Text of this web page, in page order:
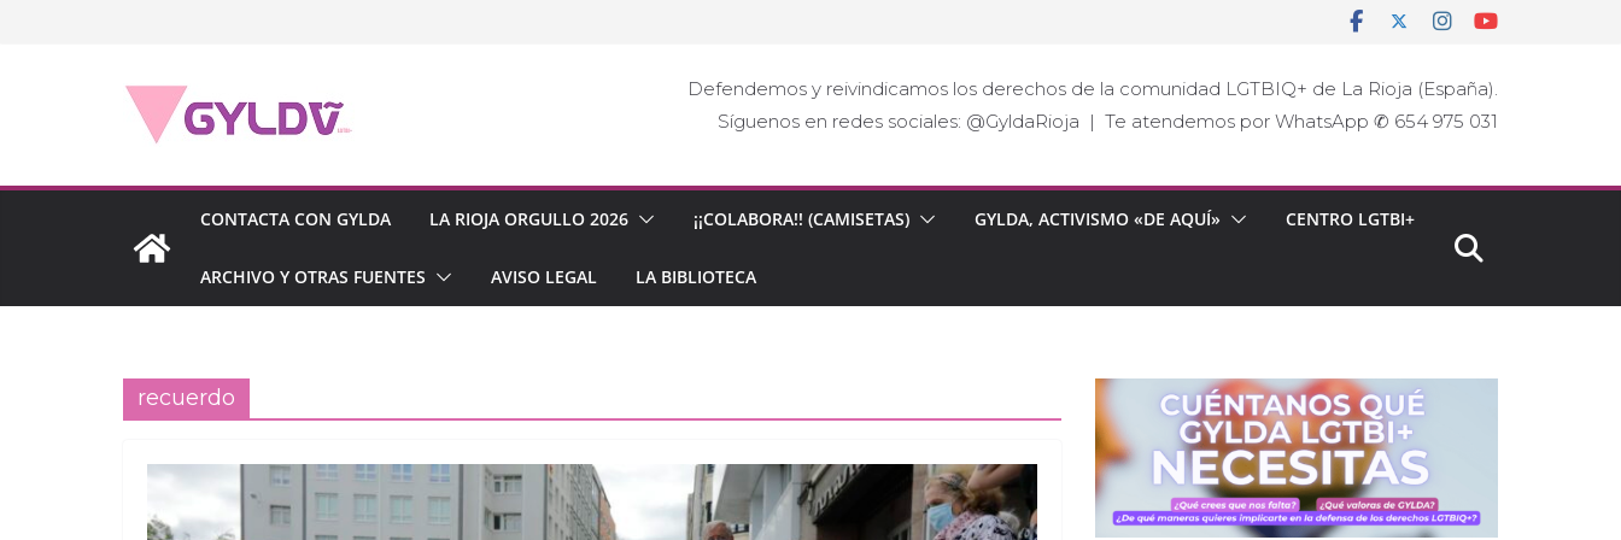
Defendemos y reivindicamos los derechos de la comunidad LGTBIQ+ de La Rioja (España).
Síguenos en redes sociales: @GyldaRioja | Te atendemos por WhatsApp ✆ 654 975 031
CONTACTA CON GYLDA LA RIOJA ORGULLO 2026 ¡¡COLABORA!! (CAMISETAS) GYLDA, ACTIVISMO «DE AQUÍ» CENTRO LGTBI+
ARCHIVO Y OTRAS FUENTES AVISO LEGAL LA BIBLIOTECA
recuerdo